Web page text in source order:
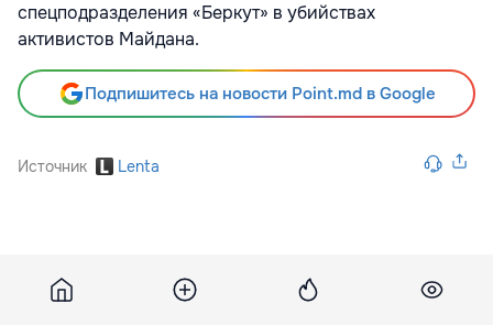
спецподразделения «Беркут» в убийствах
активистов Майдана.
Подпишитесь на новости Point.md в Google
Источник Lenta